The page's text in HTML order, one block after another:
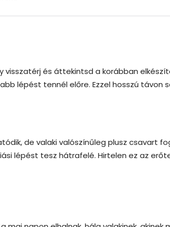
visszatérj és áttekintsd a korábban
lépést tennél előre. Ezzel hosszú
de valaki valószínűleg plusz csavart
lépést tesz hátrafelé. Hirtelen ez az